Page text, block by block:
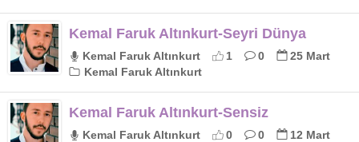
Kemal Faruk Altınkurt-Seyri Dünya
Kemal Faruk Altınkurt 1 0
25 Mart
Kemal Faruk Altınkurt
Kemal Faruk Altınkurt-Sensiz
Kemal Faruk Altınkurt 0 0
12 Mart